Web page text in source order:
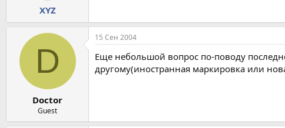
XYZ
D
Doctor
Guest
15 Сен 2004
Еще небольшой вопрос по-поводу
другому(иностранная маркировка или